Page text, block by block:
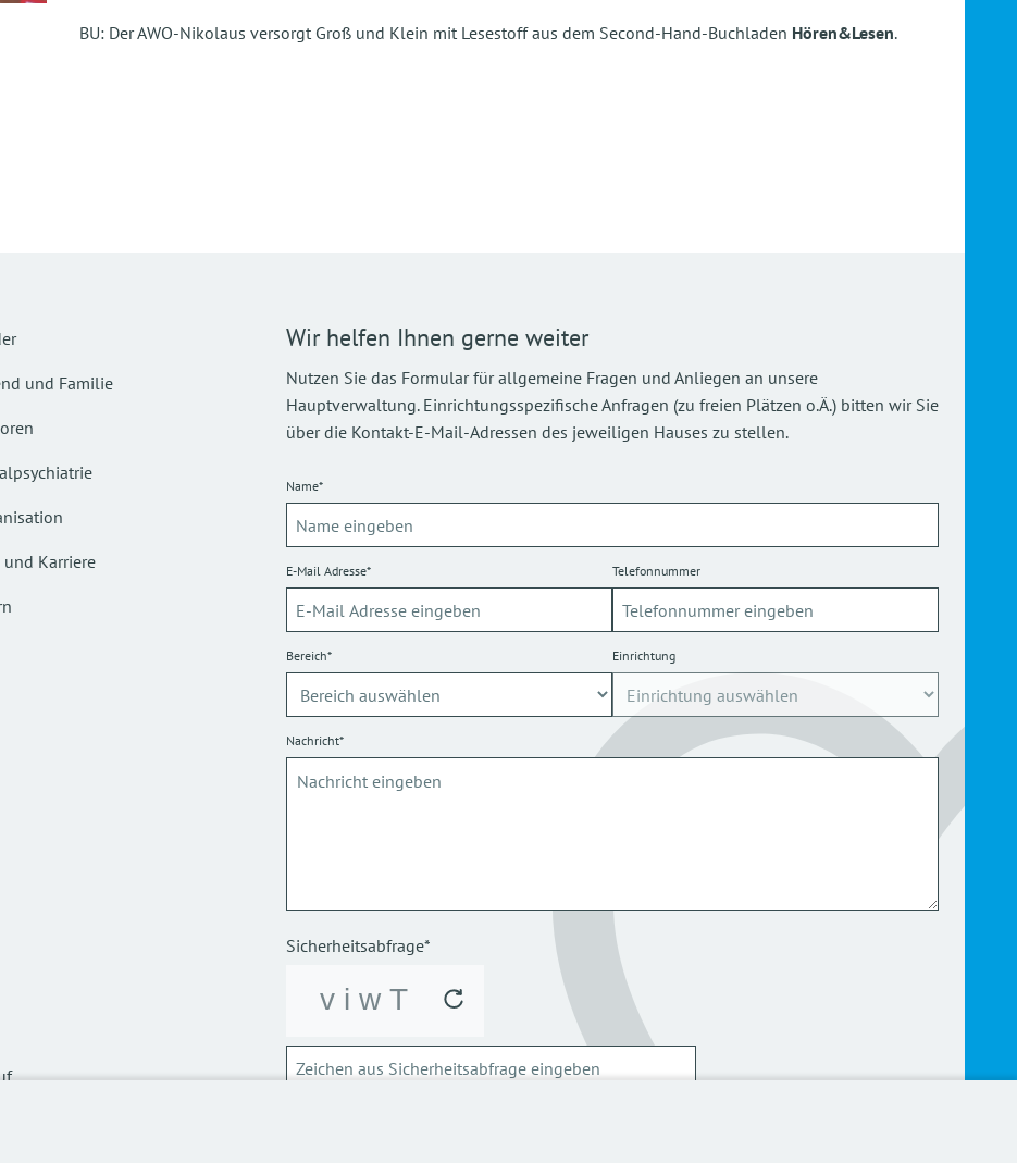
BU: Der AWO-Nikolaus versorgt Groß und Klein mit Lesestoff aus dem Second-Hand-Buchladen Hören&Lesen.
und Familie
und Karriere
Wir helfen Ihnen gerne weiter
Nutzen Sie das Formular für allgemeine Fragen und Anliegen an unsere
Hauptverwaltung. Einrichtungsspezifische Anfragen (zu freien Plätzen o.Ä.) bitten wir Sie
über die Kontakt-E-Mail-Adressen des jeweiligen Hauses zu stellen.
Name*
E-Mail Adresse* Telefonnummer
Bereich* Einrichtung
Nachricht*
Sicherheitsabfrage*